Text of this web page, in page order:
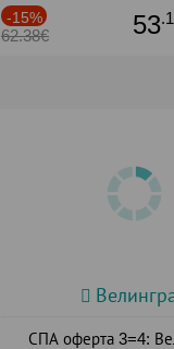
-15%
62.38€ 53
СПА оферта 3=4: